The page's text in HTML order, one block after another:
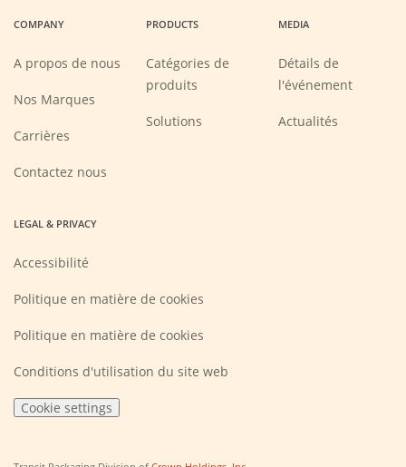
new
window)
new
window)
new
window)
new
window)
COMPANY
A propos de nous
Nos Marques
Carrières
new
Contactez nous
PRODUCTS
Catégories de
produits
Solutions
MEDIA
Détails de
l'événement
Actualités
LEGAL & PRIVACY
Accessibilité
Politique en matière de cookies
Politique en matière de cookies
Conditions d'utilisation du site web
Cookie settings